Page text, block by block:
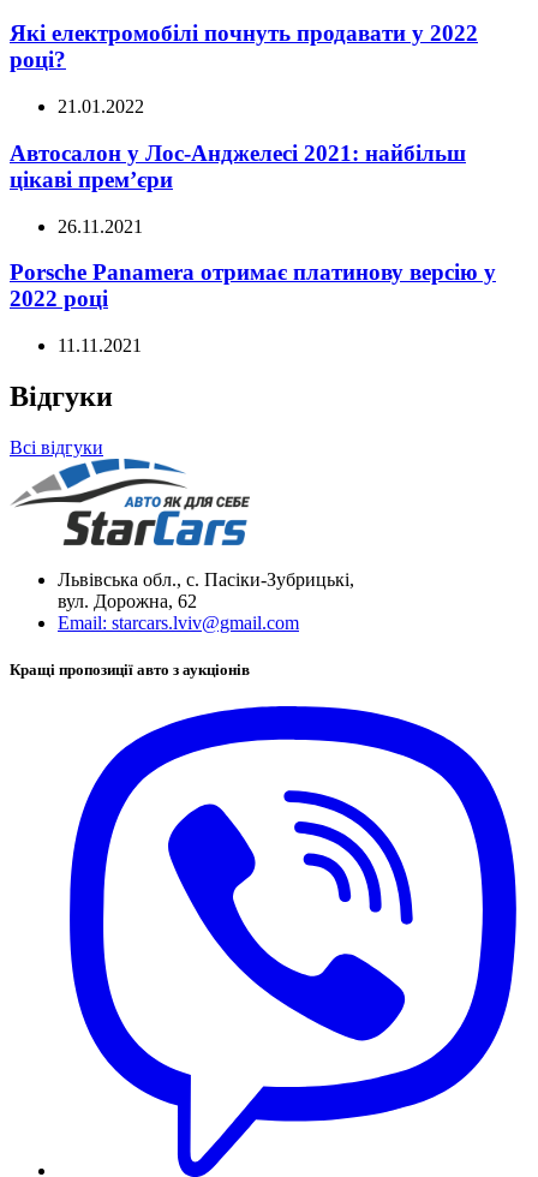
Які електромобілі почнуть продавати у 2022
році?
21.01.2022
Автосалон у Лос-Анджелесі 2021: найбільш
цікаві прем’єри
26.11.2021
Porsche Panamera отримає платинову версію у
2022 році
11.11.2021
Відгуки
Всі відгуки
Львівська обл., с. Пасіки-Зубрицькі,
вул. Дорожна, 62
Email: starcars.lviv@gmail.com
Кращі пропозиції авто з аукціонів